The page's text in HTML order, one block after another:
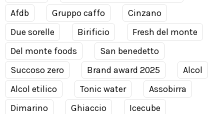
Afdb
Gruppo caffo
Cinzano
Due sorelle
Birificio
Fresh del monte
Del monte foods
San benedetto
Succoso zero
Brand award 2025
Alcol
Alcol etilico
Tonic water
Assobirra
Dimarino
Ghiaccio
Icecube